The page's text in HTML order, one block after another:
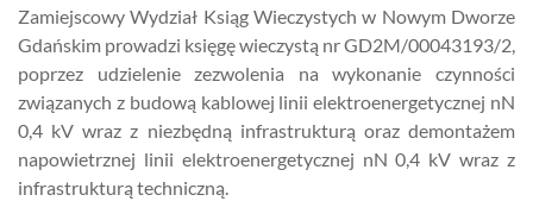
Zamiejscowy Wydział Ksiąg Wieczystych w Nowym Dworze
Gdańskim prowadzi księgę wieczystą nr GD2M/00043193/2,
poprzez udzielenie zezwolenia na wykonanie czynności
związanych z budową kablowej linii elektroenergetycznej nN
0,4 kV wraz z niezbędną infrastrukturą oraz demontażem
napowietrznej linii elektroenergetycznej nN 0,4 kV wraz z
infrastrukturą techniczną.